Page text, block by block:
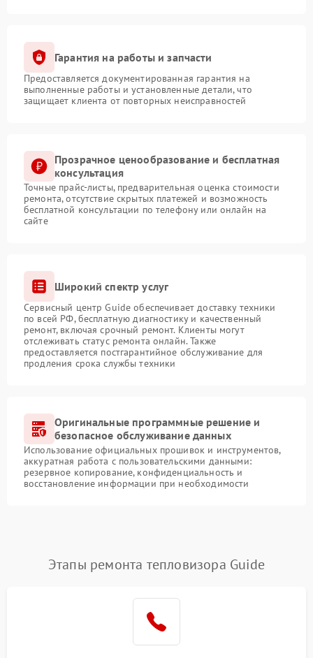
Гарантия на работы и запчасти
Предоставляется документированная гарантия на
выполненные работы и установленные детали, что
защищает клиента от повторных неисправностей
Прозрачное ценообразование и бесплатная
консультация
Точные прайс-листы, предварительная оценка стоимости
ремонта, отсутствие скрытых платежей и возможность
бесплатной консультации по телефону или онлайн на
сайте
Широкий спектр услуг
Сервисный центр Guide обеспечивает доставку техники
по всей РФ, бесплатную диагностику и качественный
ремонт, включая срочный ремонт. Клиенты могут
отслеживать статус ремонта онлайн. Также
предоставляется постгарантийное обслуживание для
продления срока службы техники
Оригинальные программные решение и
безопасное обслуживание данных
Использование официальных прошивок и инструментов,
аккуратная работа с пользовательскими данными:
резервное копирование, конфиденциальность и
восстановление информации при необходимости
Этапы ремонта тепловизора Guide